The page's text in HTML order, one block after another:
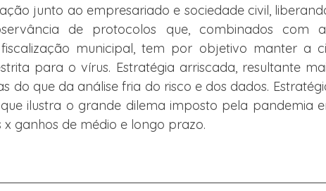
junto ao empresariado e sociedade civil,
de protocolos que, combinados com
municipal, tem por objetivo manter a
para o vírus. Estratégia arriscada, resultante
do que da análise fria do risco e dos dados.
ilustra o grande dilema imposto pela pandemia
x ganhos de médio e longo prazo.